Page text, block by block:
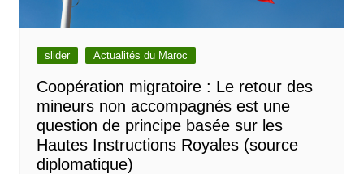
slider Actualités du Maroc
Coopération migratoire : Le retour des
mineurs non accompagnés est une
question de principe basée sur les
Hautes Instructions Royales (source
diplomatique)